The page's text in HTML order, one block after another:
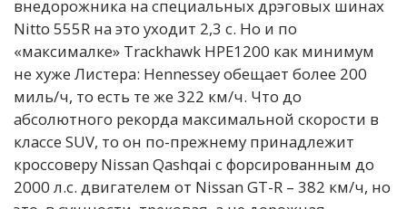
внедорожника на специальных дрэговых шинах
Nitto 555R на это уходит 2,3 с. Но и по
«максималке» Trackhawk HPE1200 как минимум
не хуже Листера: Hennessey обещает более 200
миль/ч, то есть те же 322 км/ч. Что до
абсолютного рекорда максимальной скорости в
классе SUV, то он по-прежнему принадлежит
кроссоверу Nissan Qashqai с форсированным до
2000 л.с. двигателем от Nissan GT-R – 382 км/ч, но